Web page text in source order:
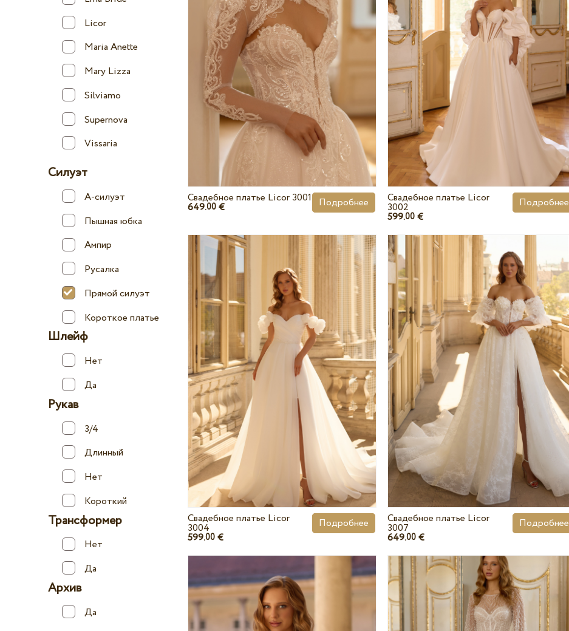
Licor
Maria Anette
Mary Lizza
Silviamo
Supernova
Vissaria
Силуэт
А-силуэт
Пышная юбка
Ампир
Русалка
Прямой силуэт
Короткое платье
Шлейф
Нет
Да
Рукав
3/4
Длинный
Нет
Короткий
Трансформер
Нет
Да
Архив
Да
Свадебное платье Licor 3001
649.00 € Подробнее Свадебное платье Licor
3002
599.00 €
Подробнее
Свадебное платье Licor
3004
599.00 €
Подробнее Свадебное платье Licor
3007
649.00 €
Подробнее